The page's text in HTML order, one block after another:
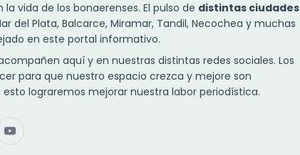
vida de los bonaerenses. El pulso de distintas ciudades
del Plata, Balcarce, Miramar, Tandil, Necochea y muchas
en este portal informativo.
aquí y en nuestras distintas redes sociales. Los
para que nuestro espacio crezca y mejore son
lograremos mejorar nuestra labor periodística.